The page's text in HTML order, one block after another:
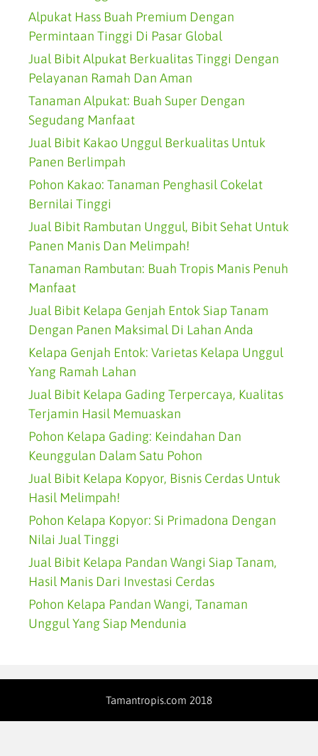
Alpukat Hass Buah Premium Dengan
Permintaan Tinggi Di Pasar Global
Jual Bibit Alpukat Berkualitas Tinggi Dengan
Pelayanan Ramah Dan Aman
Tanaman Alpukat: Buah Super Dengan
Segudang Manfaat
Jual Bibit Kakao Unggul Berkualitas Untuk
Panen Berlimpah
Pohon Kakao: Tanaman Penghasil Cokelat
Bernilai Tinggi
Jual Bibit Rambutan Unggul, Bibit Sehat Untuk
Panen Manis Dan Melimpah!
Tanaman Rambutan: Buah Tropis Manis Penuh
Manfaat
Jual Bibit Kelapa Genjah Entok Siap Tanam
Dengan Panen Maksimal Di Lahan Anda
Kelapa Genjah Entok: Varietas Kelapa Unggul
Yang Ramah Lahan
Jual Bibit Kelapa Gading Terpercaya, Kualitas
Terjamin Hasil Memuaskan
Pohon Kelapa Gading: Keindahan Dan
Keunggulan Dalam Satu Pohon
Jual Bibit Kelapa Kopyor, Bisnis Cerdas Untuk
Hasil Melimpah!
Pohon Kelapa Kopyor: Si Primadona Dengan
Nilai Jual Tinggi
Jual Bibit Kelapa Pandan Wangi Siap Tanam,
Hasil Manis Dari Investasi Cerdas
Pohon Kelapa Pandan Wangi, Tanaman
Unggul Yang Siap Mendunia
Tamantropis.com 2018